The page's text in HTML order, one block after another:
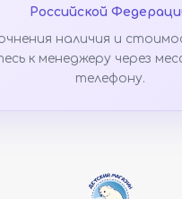
Российской
наличия и
к менеджеру через
телефону.